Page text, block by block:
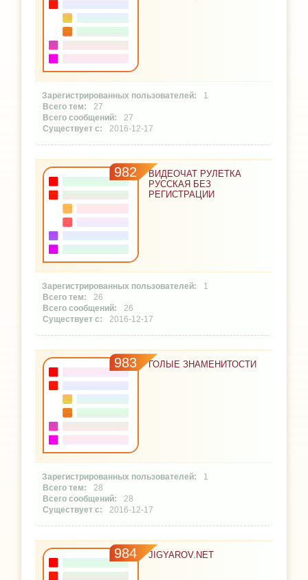
1
27
27
2016-12-17
982
ВИДЕОЧАТ РУЛЕТКА
РУССКАЯ БЕЗ
РЕГИСТРАЦИИ
1
26
26
2016-12-17
983 ГОЛЫЕ ЗНАМЕНИТОСТИ
1
28
28
2016-12-17
984 JIGYAROV.NET